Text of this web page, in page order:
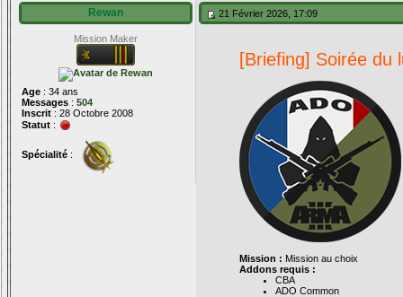
Rewan
Mission Maker
Age : 34 ans
Messages : 504
Inscrit : 28 Octobre 2008
Statut :
Spécialité :
21 Février 2026, 17:09
[Briefing] Soirée du
Mission : Mission au choix
Addons requis :
CBA
ADO Common